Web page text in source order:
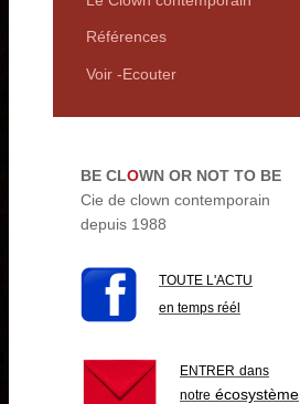
Références
Voir -Ecouter
BE CLOWN OR NOT TO BE
Cie de clown contemporain
depuis 1988
TOUTE L'ACTU
en temps réél
ENTRER dans
notre écosystème